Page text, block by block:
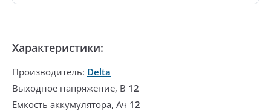
Характеристики:
Производитель: Delta
Выходное напряжение, В 12
Емкость аккумулятора, Ач 12